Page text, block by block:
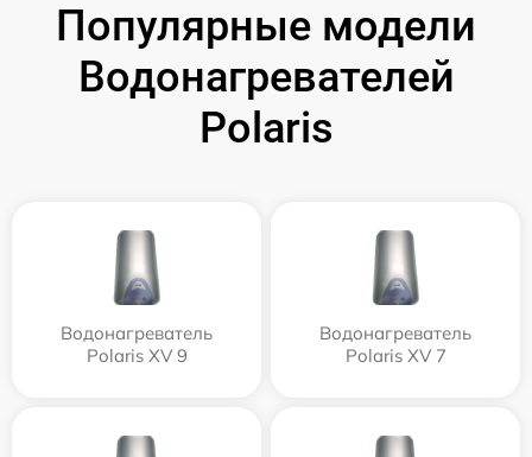
Популярные модели
Водонагревателей
Polaris
Водонагреватель
Polaris XV 9
Водонагреватель
Polaris XV 7